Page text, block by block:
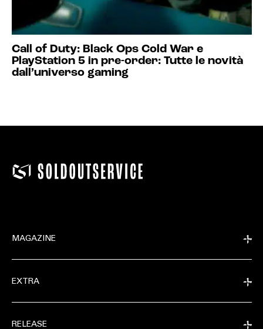
Call of Duty: Black Ops Cold War e
PlayStation 5 in pre-order: Tutte le novità
dall’universo gaming
MAGAZINE
EXTRA
RELEASE